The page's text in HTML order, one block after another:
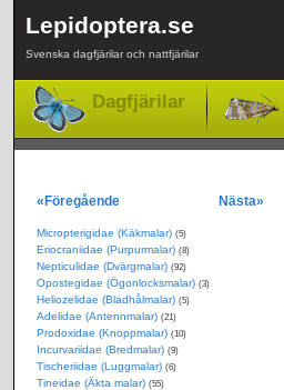
Lepidoptera.se
Svenska dagfjärilar och nattfjärilar
Dagfjärilar
«Föregående Nästa»
Micropterigidae (Käkmalar) (5)
Eriocraniidae (Purpurmalar) (8)
Nepticulidae (Dvärgmalar) (92)
Opostegidae (Ögonlocksmalar) (3)
Heliozelidae (Bladhålmalar) (5)
Adelidae (Antennmalar) (21)
Prodoxidae (Knoppmalar) (10)
Incurvariidae (Bredmalar) (9)
Tischeriidae (Luggmalar) (6)
Tineidae (Äkta malar) (55)